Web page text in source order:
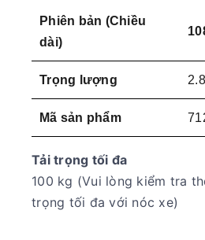
Phiên bản (Chiều
dài)
Trọng lượng
Mã sản phẩm
Tải trọng tối đa
100 kg (Vui lòng kiểm tra
trọng tối đa với nóc xe)